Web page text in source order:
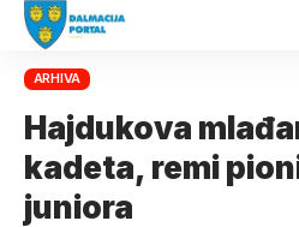
ARHIVA
Hajdukova
kadeta, remi
juniora